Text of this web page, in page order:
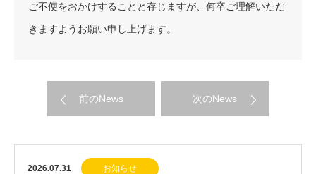
ご不便をおかけすることと存じますが、何卒ご理解いただ
きますようお願い申し上げます。
前のNews 次のNews
2026.07.31 お知らせ